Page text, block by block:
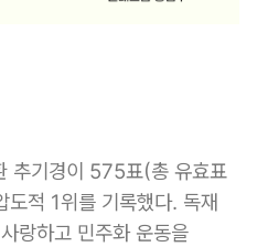
추기경이 575표(총 유효표
적 1위를 기록했다. 독재
랑하고 민주화 운동을